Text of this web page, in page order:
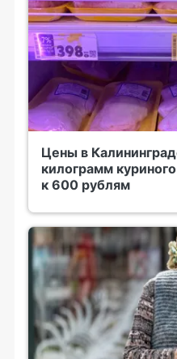
Цены в
килограмм
к 600 рублям